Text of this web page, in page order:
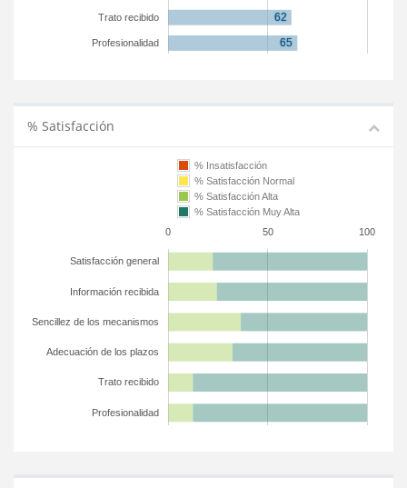
Trato recibido
Profesionalidad
% Satisfacción
0 50 100
Satisfacción general
Información recibida
Sencillez de los mecanismos
Adecuación de los plazos
Trato recibido
Profesionalidad
% Insatisfacción
% Satisfacción Normal
% Satisfacción Alta
% Satisfacción Muy Alta